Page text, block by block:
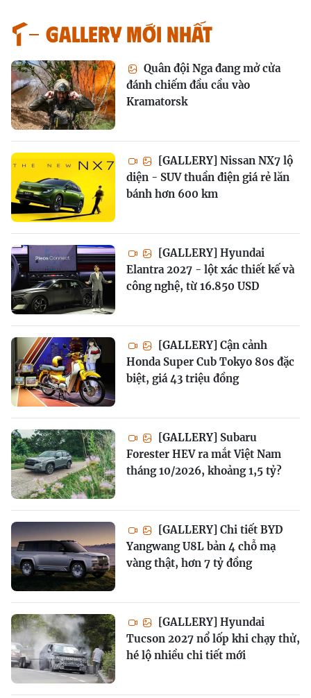
GALLERY MỚI NHẤT
Quân đội Nga đang mở cửa
đánh chiếm đầu cầu vào
Kramatorsk
[GALLERY] Nissan NX7 lộ
diện - SUV thuần điện giá rẻ lăn
bánh hơn 600 km
[GALLERY] Hyundai
Elantra 2027 - lột xác thiết kế và
công nghệ, từ 16.850 USD
[GALLERY] Cận cảnh
Honda Super Cub Tokyo 80s đặc
biệt, giá 43 triệu đồng
[GALLERY] Subaru
Forester HEV ra mắt Việt Nam
tháng 10/2026, khoảng 1,5 tỷ?
[GALLERY] Chi tiết BYD
Yangwang U8L bản 4 chỗ mạ
vàng thật, hơn 7 tỷ đồng
[GALLERY] Hyundai
Tucson 2027 nổ lốp khi chạy thử,
hé lộ nhiều chi tiết mới